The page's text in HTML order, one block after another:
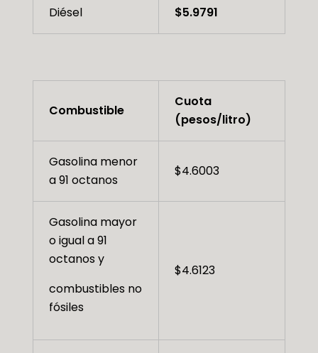
Diésel $5.9791
Combustible
Cuota
(pesos/litro)
Gasolina menor
a 91 octanos
$4.6003
Gasolina mayor
o igual a 91
octanos y
combustibles no
fósiles
$4.6123